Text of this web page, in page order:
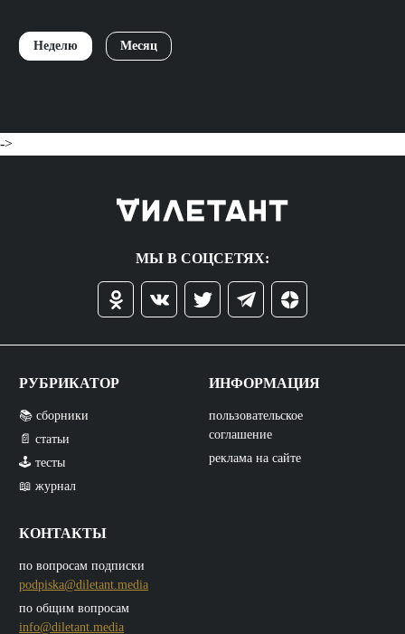
Неделю Месяц
->
МЫ В СОЦСЕТЯХ:
РУБРИКАТОР
📚 сборники
📄 статьи
🕹️ тесты
📖 журнал
КОНТАКТЫ
по вопросам подписки
podpiska@diletant.media
по общим вопросам
info@diletant.media
ИНФОРМАЦИЯ
пользовательское
соглашение
реклама на сайте